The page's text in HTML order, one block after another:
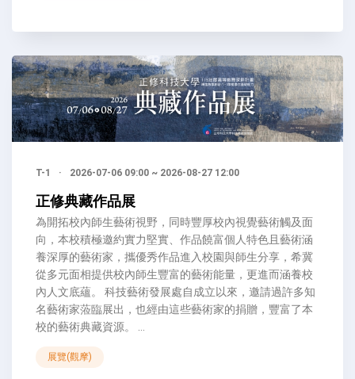
T-1 · 2026-07-06 09:00 ~ 2026-08-27 12:00
正修典藏作品展
為開拓校內師生藝術視野，同時豐厚校內視覺藝術觸及面
向，本校積極邀約實力堅實、作品饒富個人特色且藝術涵
養深厚的藝術家，攜優秀作品進入校園與師生分享，希冀
從多元面相提供校內師生豐富的藝術能量，更進而涵養校
內人文底蘊。 科技藝術發展處自成立以來，邀請過許多知
名藝術家蒞臨展出，也經由這些藝術家的捐贈，豐富了本
校的藝術典藏資源。 ...
展覽(觀摩)